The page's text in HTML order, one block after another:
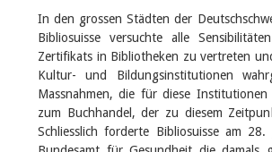
In den grossen Städten der
Bibliosuisse versuchte alle
Zertifikats in Bibliotheken zu vertreten
Kultur- und Bildungsinstitutionen
Massnahmen, die für diese
zum Buchhandel, der zu diesem
Schliesslich forderte Bibliosuisse am